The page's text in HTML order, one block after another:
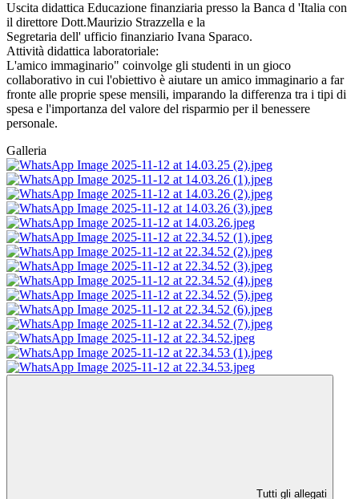
Uscita didattica Educazione finanziaria presso la Banca d 'Italia con
il direttore Dott.Maurizio Strazzella e la
Segretaria dell' ufficio finanziario Ivana Sparaco.
Attività didattica laboratoriale:
L'amico immaginario" coinvolge gli studenti in un gioco
collaborativo in cui l'obiettivo è aiutare un amico immaginario a far
fronte alle proprie spese mensili, imparando la differenza tra i tipi di
spesa e l'importanza del valore del risparmio per il benessere
personale.
Galleria
Tutti gli allegati